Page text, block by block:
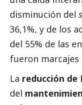
disminución del
36,1%, y de los
del 55% de las
fueron marcajes
La reducción de
del